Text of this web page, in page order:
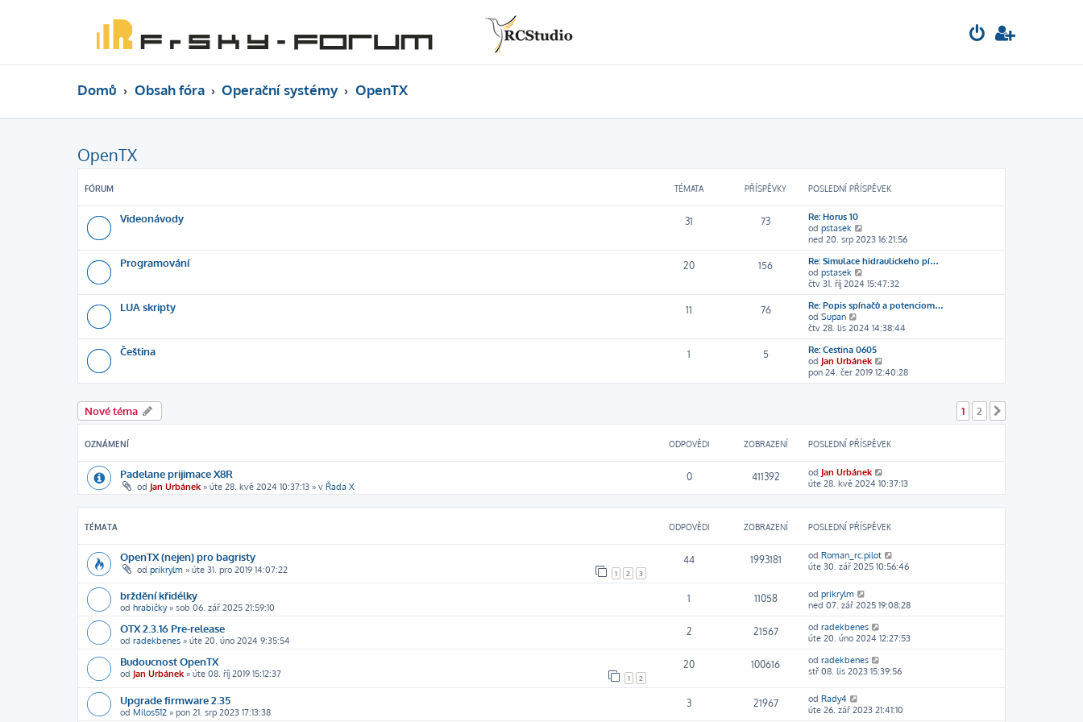
Domů Obsah fóra Operační systémy OpenTX
OpenTX
FÓRUM TÉMATA PŘÍSPĚVKY POSLEDNÍ PŘÍSPĚVEK
Videonávody 31 73
Re: Horus 10
od pstasek
o
b
r
z
i
t
o
s
l
e
d
n
s
ě
v
e
ned 20. srp 2023 16:21:56
Programování 20 156
Re: Simulace hidraulickeho pí…
od pstasek
o
b
r
z
i
t
p
o
s
í
ř
í
s
p
ě
e
k
čtv 31. říj 2024 15:47:32
LUA skripty 11 76
Re: Popis spínačů a potenciom…
od Supan
o
b
r
a
z
i
l
d
n
í
p
ř
í
s
p
ě
v
k
čtv 28. lis 2024 14:38:44
Čeština 1 5
Re: Cestina 0605
od Jan Urbánek
o
b
i
t
p
o
l
e
d
í
ř
í
p
v
e
pon 24. čer 2019 12:40:28
Nové téma 1 2
OZNÁMENÍ ODPOVĚDI ZOBRAZENÍ POSLEDNÍ PŘÍSPĚVEK
Padelane prijimace X8R
od Jan Urbánek » úte 28. kvě 2024 10:37:13 » v Řada X
0 411392 od Jan Urbánek
úte 28. kvě 2024 10:37:13
TÉMATA ODPOVĚDI ZOBRAZENÍ POSLEDNÍ PŘÍSPĚVEK
OpenTX (nejen) pro bagristy
od prikrylm » úte 31. pro 2019 14:07:22 1 2 3
44 1993181 od Roman_rc.pilot
úte 30. zář 2025 10:56:46
brždění křidélky
od hrabičky» sob 06. zář 2025 21:59:10
1 11058 od prikrylm
ned 07. zář 2025 19:08:28
OTX 2.3.16 Pre-release
od radekbenes » úte 20. úno 2024 9:35:54
2 21567 od radekbenes
úte 20. úno 2024 12:27:53
Budoucnost OpenTX
od Jan Urbánek » úte 08. říj 2019 15:12:37 1 2
20 100616 od radekbenes
stř 08. lis 2023 15:39:56
Upgrade firmware 2.35
od Milos512 » pon 21. srp 2023 17:13:38
3 21967 od Rady4
úte 26. zář 2023 21:41:10